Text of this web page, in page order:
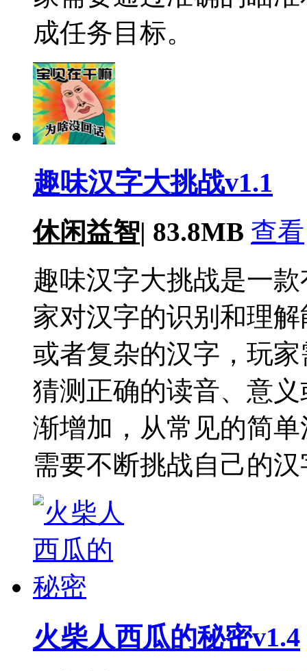
成任务目标。
趣味汉字大挑战v1.1
休闲益智| 83.8MB 查看
趣味汉字大挑战是一
家对汉字的识别和理
或者复杂的汉字，玩
猜测正确的读音、意
渐增加，从常见的简
需要不断挑战自己的
火柴人西瓜的秘密v1.4